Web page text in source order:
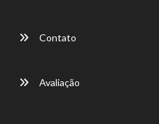
Contato
Avaliação